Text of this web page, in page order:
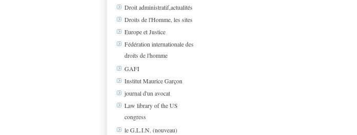
Droit administratif,actualités
Droits de l'Homme, les sites
Europe et Justice
Fédération internationale des
droits de l'homme
GAFI
Institut Maurice Garçon
journal d'un avocat
Law library of the US
congress
le G.L.I.N. (nouveau)